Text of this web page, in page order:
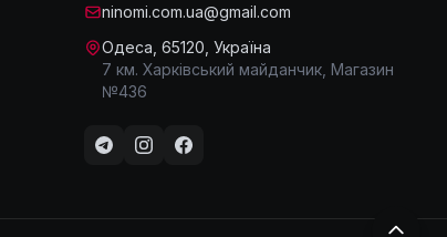
ninomi.com.ua@gmail.com
Одеса, 65120, Україна
7 км. Харківський майданчик, Магазин
№436